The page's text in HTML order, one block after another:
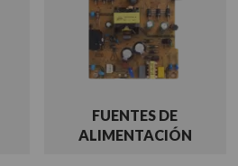
FUENTES DE
ALIMENTACIÓN